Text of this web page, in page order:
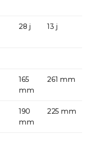
28 j 13 j
165
mm
261 mm
190
mm
225 mm